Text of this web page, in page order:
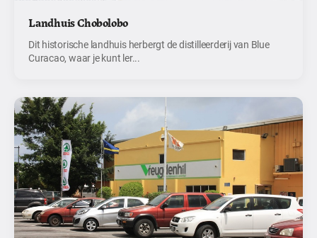
Landhuis Chobolobo
Dit historische landhuis herbergt de distilleerderij van Blue
Curacao, waar je kunt ler...